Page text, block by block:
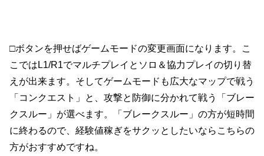
□ボタンを押せばゲームモードの変更画面になります。こ
こではL1/R1でマルチプレイとソロ＆協力プレイの切り替
えが出来ます。そしてゲームモードも広大なマップで戦う
「コンクエスト」と、攻撃と防御に分かれて戦う「ブレー
クスルー」が選べます。「ブレークスルー」の方が短時間
に終わるので、経験値稼ぎをサクッとしたいならこちらの
方がおすすめですね。